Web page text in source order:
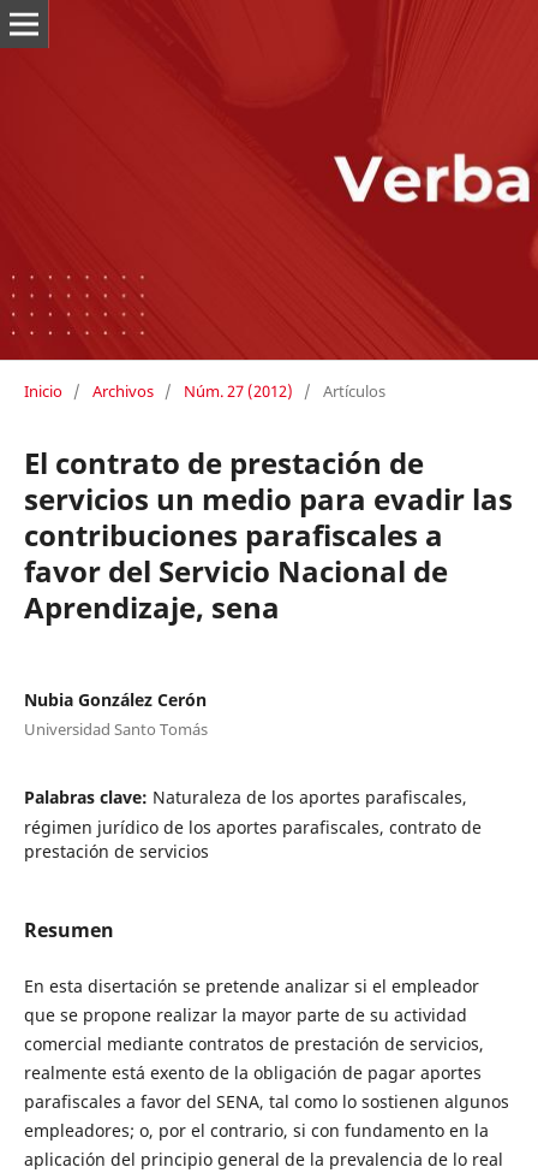
Inicio / Archivos / Núm. 27 (2012) / Artículos
El contrato de prestación de
servicios un medio para evadir las
contribuciones parafiscales a
favor del Servicio Nacional de
Aprendizaje, sena
Nubia González Cerón
Universidad Santo Tomás
Palabras clave: Naturaleza de los aportes parafiscales,
régimen jurídico de los aportes parafiscales, contrato de
prestación de servicios
Resumen
En esta disertación se pretende analizar si el empleador
que se propone realizar la mayor parte de su actividad
comercial mediante contratos de prestación de servicios,
realmente está exento de la obligación de pagar aportes
parafiscales a favor del SENA, tal como lo sostienen algunos
empleadores; o, por el contrario, si con fundamento en la
aplicación del principio general de la prevalencia de lo real